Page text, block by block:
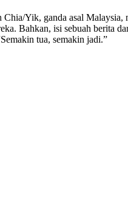
Chia/Yik, ganda asal
Bahkan, isi sebuah berita
tua, semakin jadi.”